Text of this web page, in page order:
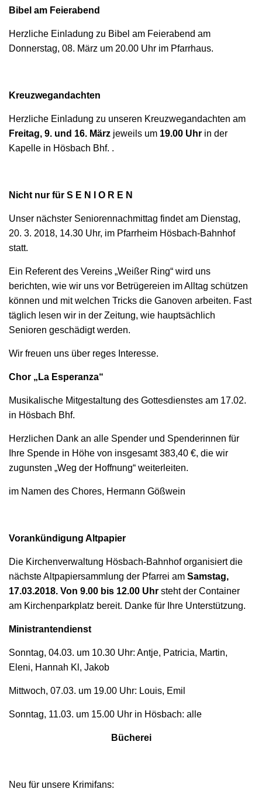
Bibel am Feierabend
Herzliche Einladung zu Bibel am Feierabend am
Donnerstag, 08. März um 20.00 Uhr im Pfarrhaus.
Kreuzwegandachten
Herzliche Einladung zu unseren Kreuzwegandachten am
Freitag, 9. und 16. März jeweils um 19.00 Uhr in der
Kapelle in Hösbach Bhf. .
Nicht nur für S E N I O R E N
Unser nächster Seniorennachmittag findet am Dienstag,
20. 3. 2018, 14.30 Uhr, im Pfarrheim Hösbach-Bahnhof
statt.
Ein Referent des Vereins „Weißer Ring“ wird uns
berichten, wie wir uns vor Betrügereien im Alltag schützen
können und mit welchen Tricks die Ganoven arbeiten. Fast
täglich lesen wir in der Zeitung, wie hauptsächlich
Senioren geschädigt werden.
Wir freuen uns über reges Interesse.
Chor „La Esperanza“
Musikalische Mitgestaltung des Gottesdienstes am 17.02.
in Hösbach Bhf.
Herzlichen Dank an alle Spender und Spenderinnen für
Ihre Spende in Höhe von insgesamt 383,40 €, die wir
zugunsten „Weg der Hoffnung“ weiterleiten.
im Namen des Chores, Hermann Gößwein
Vorankündigung Altpapier
Die Kirchenverwaltung Hösbach-Bahnhof organisiert die
nächste Altpapiersammlung der Pfarrei am Samstag,
17.03.2018. Von 9.00 bis 12.00 Uhr steht der Container
am Kirchenparkplatz bereit. Danke für Ihre Unterstützung.
Ministrantendienst
Sonntag, 04.03. um 10.30 Uhr: Antje, Patricia, Martin,
Eleni, Hannah Kl, Jakob
Mittwoch, 07.03. um 19.00 Uhr: Louis, Emil
Sonntag, 11.03. um 15.00 Uhr in Hösbach: alle
Bücherei
Neu für unsere Krimifans: